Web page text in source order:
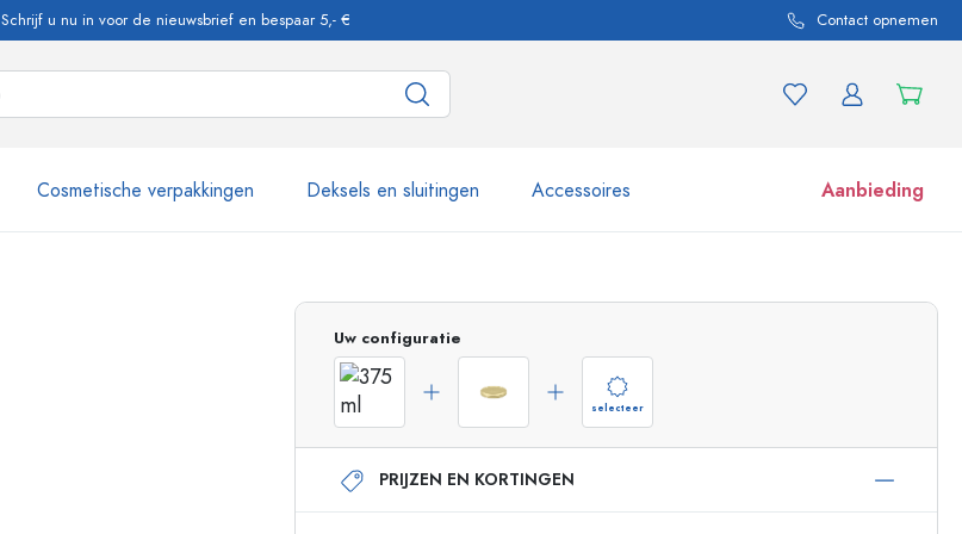
Schrijf u nu in voor de nieuwsbrief en bespaar 5,- € Contact opnemen
Cosmetische verpakkingen Deksels en sluitingen Accessoires Aanbieding
Glazen flessen 750 ml
Glazen flessen 1000 ml
Potten e potjes
Nu winkelen
Uw configuratie
selecteer
PRIJZEN EN KORTINGEN